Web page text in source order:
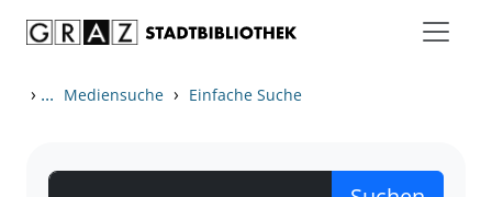
› ... Mediensuche › Einfache Suche